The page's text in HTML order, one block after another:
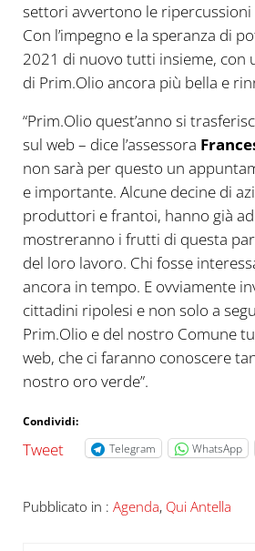
settori avvertono le ripercussioni
Con l’impegno e la speranza di
2021 di nuovo tutti insieme, con
di Prim.Olio ancora più bella e
“Prim.Olio quest’anno si
sul web – dice l’assessora
non sarà per questo un
e importante. Alcune decine di
produttori e frantoi, hanno già
mostreranno i frutti di questa
del loro lavoro. Chi fosse
ancora in tempo. E ovviamente
cittadini ripolesi e non solo a
Prim.Olio e del nostro Comune
web, che ci faranno conoscere
nostro oro verde”.
Condividi:
Tweet Telegram WhatsApp
Pubblicato in : Agenda, Qui Antella